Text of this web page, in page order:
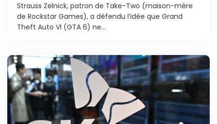
Strauss Zelnick, patron de Take-Two (maison-mère
de Rockstar Games), a défendu l’idée que Grand
Theft Auto VI (GTA 6) ne...